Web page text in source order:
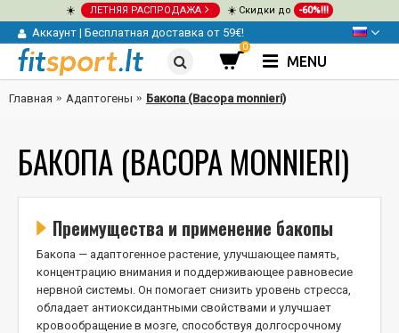
☀️ ЛЕТНЯЯ РАСПРОДАЖА ☀️ Скидки до -60%!!!
Аккаунт | Бесплатная доставка от 59€!
0
MENU
Главная Адаптогены Бакопа (Bacopa monnieri)
БАКОПА (BACOPA MONNIERI)
Преимущества и применение бакопы
Бакопа — адаптогенное растение, улучшающее память,
концентрацию внимания и поддерживающее равновесие
нервной системы. Он помогает снизить уровень стресса,
обладает антиоксидантными свойствами и улучшает
кровообращение в мозге, способствуя долгосрочному